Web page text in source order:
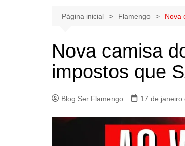
Política de privacidade
Gilson
Página inicial Flamengo Nova
Nova camisa
impostos que
Blog Ser Flamengo 17 de janeiro